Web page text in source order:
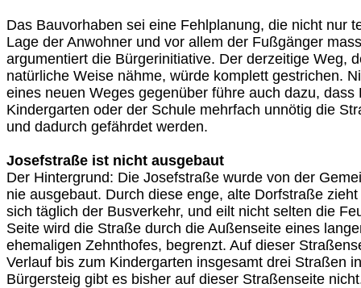
Das Bauvorhaben sei eine Fehlplanung, die nicht nur
Lage der Anwohner und vor allem der Fußgänger
argumentiert die Bürgerinitiative. Der derzeitige Weg,
natürliche Weise nähme, würde komplett gestrichen.
eines neuen Weges gegenüber führe auch dazu,
Kindergarten oder der Schule mehrfach unnötig die
und dadurch gefährdet werden.
Josefstraße ist nicht ausgebaut
Der Hintergrund: Die Josefstraße wurde von der
nie ausgebaut. Durch diese enge, alte Dorfstraße
sich täglich der Busverkehr, und eilt nicht selten die
Seite wird die Straße durch die Außenseite eines
ehemaligen Zehnthofes, begrenzt. Auf dieser
Verlauf bis zum Kindergarten insgesamt drei Straßen
Bürgersteig gibt es bisher auf dieser Straßenseite